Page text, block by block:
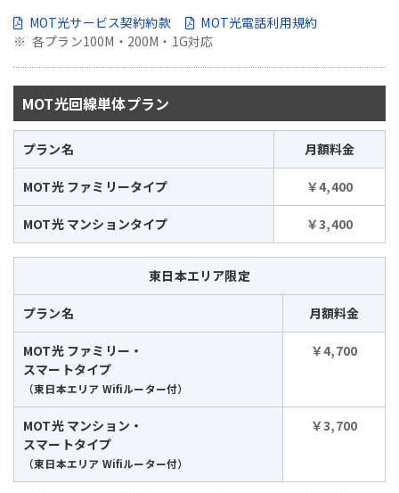
MOT光サービス契約約款
MOT光電話利用規約
各プラン100M・200M・1G対応
MOT光回線単体プラン
プラン名 月額料金
MOT光 ファミリータイプ ￥4,400
MOT光 マンションタイプ ￥3,400
東日本エリア限定
プラン名 月額料金
MOT光 ファミリー・
スマートタイプ
（東日本エリア Wifiルーター付）
￥4,700
MOT光 マンション・
スマートタイプ
（東日本エリア Wifiルーター付）
￥3,700